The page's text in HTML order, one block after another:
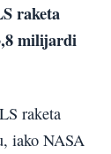
raketa
milijardi
raketa
iako NASA